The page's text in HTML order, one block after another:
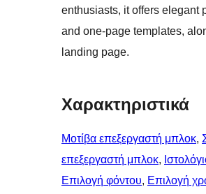
enthusiasts, it offers elegant
and one-page templates,
landing page.
Χαρακτηριστικά
Μοτίβα επεξεργαστή μπλοκ,
επεξεργαστή μπλοκ,
Επιλογή φόντου, Επιλογή